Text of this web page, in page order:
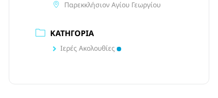
Παρεκκλήσιον Αγίου Γεωργίου
ΚΑΤΗΓΟΡΊΑ
Ιερές Ακολουθίες